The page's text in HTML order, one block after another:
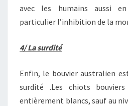
avec les humains aussi
particulier l’inhibition de la
4/ La surdité
Enfin, le bouvier australien
surdité .Les chiots
entièrement blancs, sauf au